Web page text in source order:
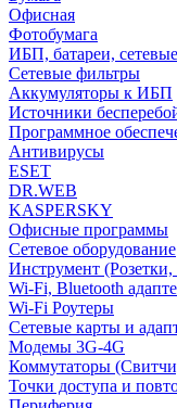
Офисная
Фотобумага
ИБП, батареи,
Сетевые фильтры
Аккумуляторы к ИБП
Источники
Программное
Антивирусы
ESET
DR.WEB
KASPERSKY
Офисные программы
Сетевое оборудование
Инструмент
Wi-Fi, Bluetooth
Wi-Fi Роутеры
Сетевые карты и
Модемы 3G-4G
Коммутаторы
Точки доступа и